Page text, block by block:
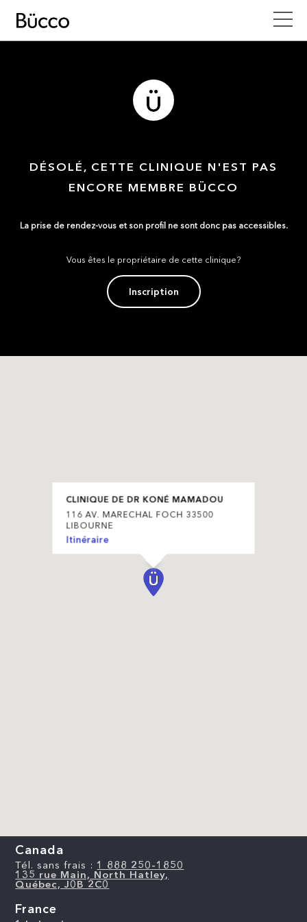
DÉSOLÉ, CETTE CLINIQUE N'EST PAS
ENCORE MEMBRE BÜCCO
La prise de rendez-vous et son profil ne sont donc pas accessibles.
Vous êtes le propriétaire de cette clinique?
Inscription
CLINIQUE DE DR KONÉ MAMADOU
116 AV. MARECHAL FOCH 33500
LIBOURNE
Itinéraire
Canada
Tél. sans frais : 1 888 250-1850
135 rue Main, North Hatley,
Québec, J0B 2C0
France